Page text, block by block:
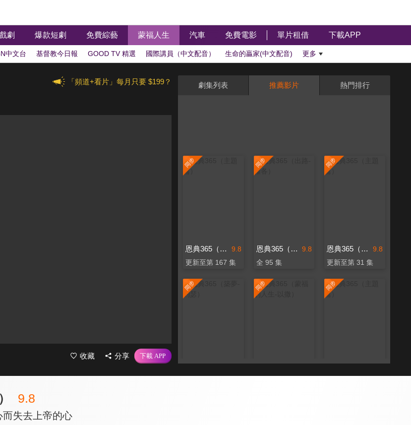
劇 爆款短劇 免費綜藝 蒙福人生 汽車 免費電影 單片租借 下載APP
中文台 基督教今日報 GOOD TV 精選 國際講員（中文配音） 生命的贏家(中文配音) 更多
「頻道+看片」每月只要 $199？
收藏 分享
劇集列表 推薦影片 熱門排行
9.8
恩典365（主題篇）
更新至第 167 集
9.8
恩典365（出路-雅各）
全 95 集
9.8
恩典365（主題篇）
更新至第 31 集
9.8
失去上帝的心